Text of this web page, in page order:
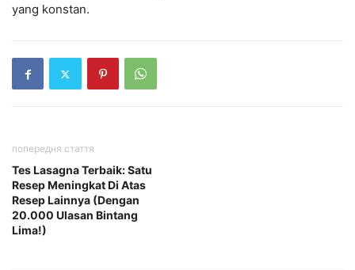
yang konstan.
попередня стаття
Tes Lasagna Terbaik: Satu
Resep Meningkat Di Atas
Resep Lainnya (Dengan
20.000 Ulasan Bintang
Lima!)